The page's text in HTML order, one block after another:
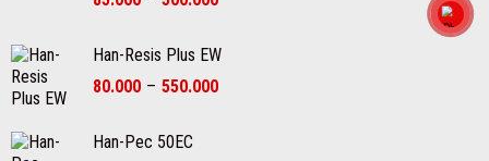
85.000₫
đến
Han-Resis Plus EW
80.000 – 550.000Khoảng
Han-Pec 50EC